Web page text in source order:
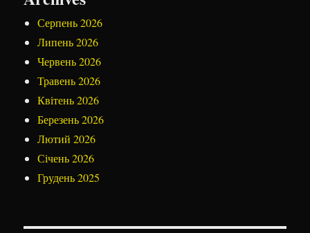
Серпень 2026
Липень 2026
Червень 2026
Травень 2026
Квітень 2026
Березень 2026
Лютий 2026
Січень 2026
Грудень 2025